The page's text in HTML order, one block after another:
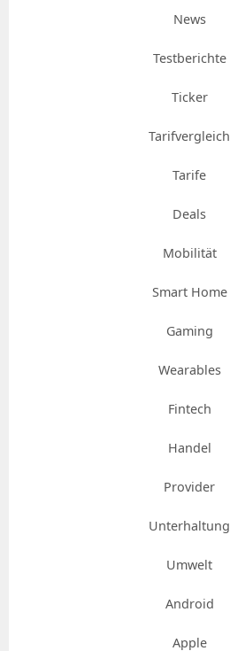
News
Testberichte
Ticker
Tarifvergleich
Tarife
Deals
Mobilität
Smart Home
Gaming
Wearables
Fintech
Handel
Provider
Unterhaltung
Umwelt
Android
Apple